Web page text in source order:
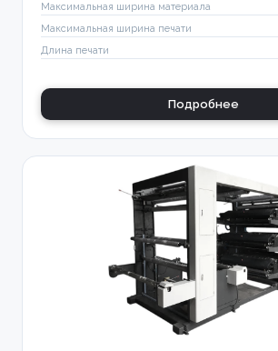
Максимальная ширина материала
Максимальная ширина печати
Длина печати
Подробнее